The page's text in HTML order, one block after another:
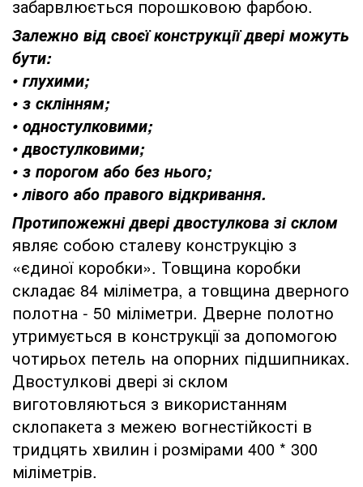
забарвлюється порошковою фарбою.
Залежно від своєї конструкції двері можуть
бути:
• глухими;
• з склінням;
• одностулковими;
• двостулковими;
• з порогом або без нього;
• лівого або правого відкривання.
Протипожежні двері двостулкова зі склом
являє собою сталеву конструкцію з
«єдиної коробки». Товщина коробки
складає 84 міліметра, а товщина дверного
полотна - 50 міліметри. Дверне полотно
утримується в конструкції за допомогою
чотирьох петель на опорних підшипниках.
Двостулкові двері зі склом
виготовляються з використанням
склопакета з межею вогнестійкості в
тридцять хвилин і розмірами 400 * 300
міліметрів.